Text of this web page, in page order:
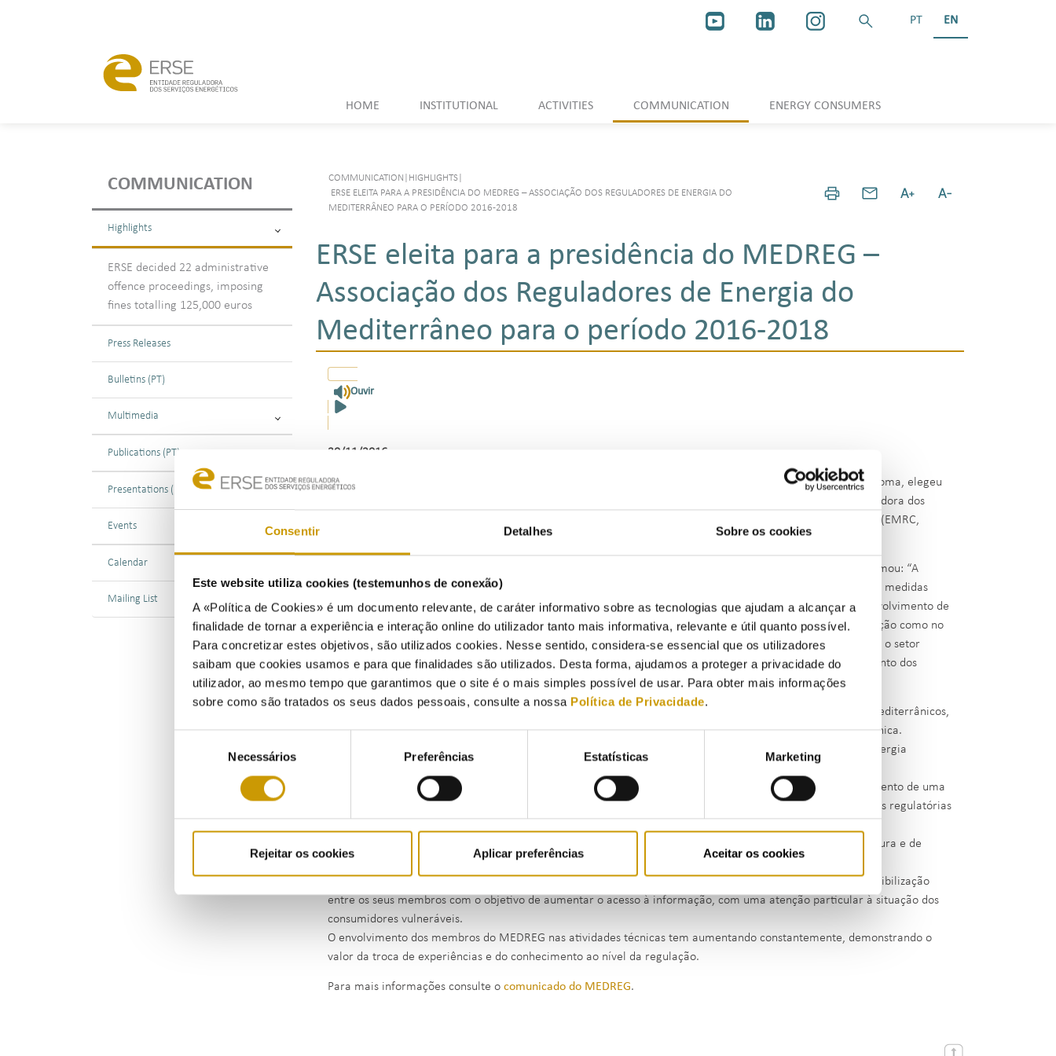
Consentir Detalhes Sobre os cookies
Este website utiliza cookies (testemunhos de conexão)
A «Política de Cookies» é um documento relevante, de caráter informativo sobre as tecnologias que ajudam a alcançar a
finalidade de tornar a experiência e interação online do utilizador tanto mais informativa, relevante e útil quanto possível.
Para concretizar estes objetivos, são utilizados cookies. Nesse sentido, considera-se essencial que os utilizadores
saibam que cookies usamos e para que finalidades são utilizados. Desta forma, ajudamos a proteger a privacidade do
utilizador, ao mesmo tempo que garantimos que o site é o mais simples possível de usar. Para obter mais informações
sobre como são tratados os seus dados pessoais, consulte a nossa Política de Privacidade.
consentimento
Necessários Preferências Estatísticas Marketing
Rejeitar os cookies Aplicar preferências Aceitar os cookies
PT EN
HOME INSTITUTIONAL ACTIVITIES COMMUNICATION ENERGY CONSUMERS
COMMUNICATION
Highlights
ERSE decided 22 administrative
offence proceedings, imposing
fines totalling 125,000 euros
Press Releases
Bulletins (PT)
Multimedia
Publications (PT)
Presentations (PT)
Events
Calendar
Mailing List
COMMUNICATION HIGHLIGHTS
ERSE ELEITA PARA A PRESIDÊNCIA DO MEDREG – ASSOCIAÇÃO DOS REGULADORES DE ENERGIA DO
MEDITERRÂNEO PARA O PERÍODO 2016-2018
ERSE eleita para a presidência do MEDREG –
Associação dos Reguladores de Energia do
Mediterrâneo para o período 2016-2018
Ouvir
30/11/2016
A 22ª Assembleia-geral dos Reguladores de Energia do Mediterrâneo (MEDREG), que hoje se realizou em Roma, elegeu
como novo Presidente para o período 2016-2018 Alexandre Santos, administrador da ERSE- Entidade Reguladora dos
Serviços Energéticos e como novas vice-presidentes Gülefşan Demirbaş (EMRA, Turquia) e Wijdan Alrabadi (EMRC,
Jordânia), que se juntam à vice-presidente permanente, Valeria Termini (AEEGSI, Itália).
Apresentando a sua visão para o mandato dos próximos dois anos, o presidente-eleito Alexandre Santos afirmou: “A
minha principal prioridade será reforçar a capacidade do MEDREG para apoiar os seus membros através de medidas
personalizadas que respondam às necessidades específicas de cada um relativamente às questões de desenvolvimento de
mercado e de regulação nos nossos países”. “O MEDREG tem muito trabalho pela frente, tanto na continuação como no
fortalecimento das suas atividades, no sentido de nos apoiarmos mutuamente face aos grandes desafios que o setor
energético enfrenta e de promover uma efetiva regulação energética, bem como de apoiar o desenvolvimento dos
nossos mercados e encorajar os muito necessários investimentos na nossa região”, acrescentou.
O MEDREG, que este ano celebra o seu 10º aniversário, conta atualmente com 25 membros de 21 países mediterrânicos,
e tem contribuído ao longo dos anos para reforçar o poder dos reguladores de energia da região mediterrânica.
Desde a sua criação, o MEDREG estabeleceu uma forte e extensa relação com as principais entidades de energia
Atualmente, o MEDREG está a intensificar o seu apoio aos membros do sul do Mediterrâneo no estabelecimento de uma
estrutura regulatória efetiva na eletricidade e no gás, dedicando todos os seus recursos no apoio às reformas regulatórias
Esta atividade procurará ajudar os reguladores a desempenhar o seu papel num contexto de crescente procura e de
A proteção dos consumidores continuará também a ser uma das prioridades do MEDREG com ações de sensibilização
entre os seus membros com o objetivo de aumentar o acesso à informação, com uma atenção particular à situação dos
consumidores vulneráveis.
O envolvimento dos membros do MEDREG nas atividades técnicas tem aumentando constantemente, demonstrando o
valor da troca de experiências e do conhecimento ao nível da regulação.
Para mais informações consulte o comunicado do MEDREG.